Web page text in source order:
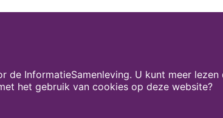
5 2025
en ondernemer bij Buro StrakZ.
de InformatieSamenleving. U kunt meer
het gebruik van cookies op deze website?